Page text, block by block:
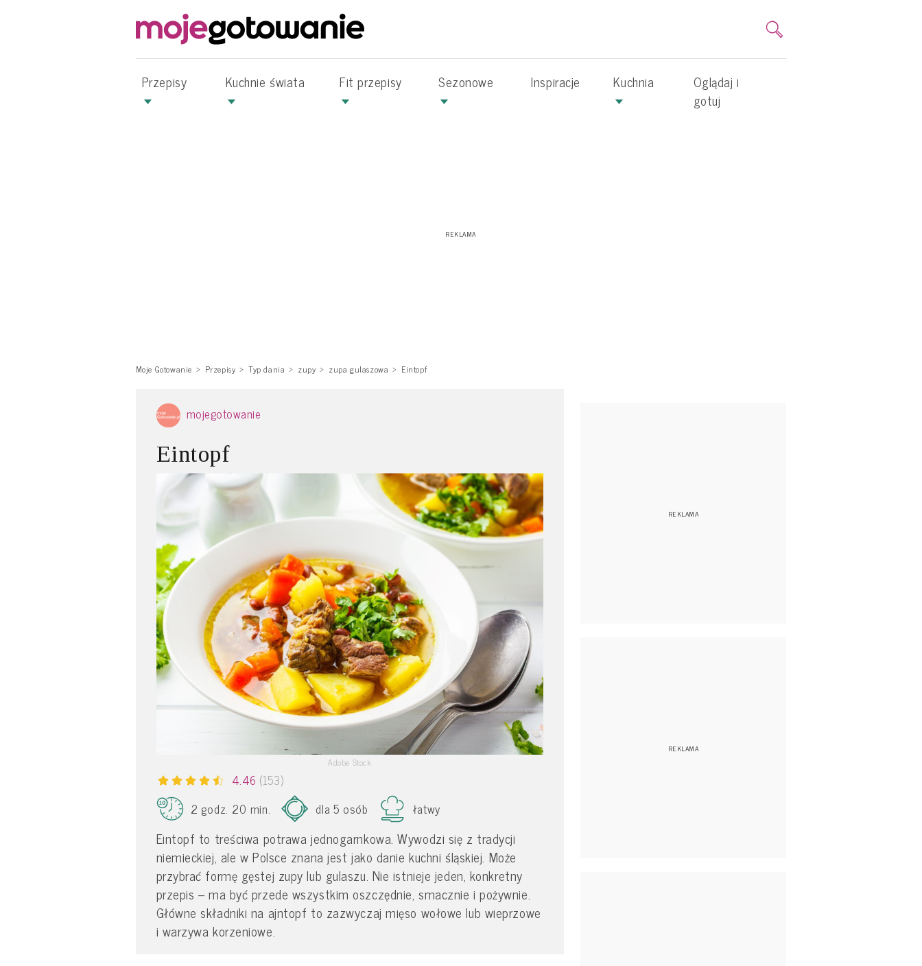
Przepisy Kuchnie świata Fit przepisy Sezonowe Inspiracje Kuchnia
Oglądaj i
gotuj
Moje Gotowanie Przepisy Typ dania zupy zupa gulaszowa Eintopf
mojegotowanie
Eintopf
Adobe Stock
4.46 (153)
2 godz. 20 min.
dla 5 osób łatwy
Eintopf to treściwa potrawa jednogarnkowa. Wywodzi się z tradycji
niemieckiej, ale w Polsce znana jest jako danie kuchni śląskiej. Może
przybrać formę gęstej zupy lub gulaszu. Nie istnieje jeden, konkretny
przepis – ma być przede wszystkim oszczędnie, smacznie i pożywnie.
Główne składniki na ajntopf to zazwyczaj mięso wołowe lub wieprzowe
i warzywa korzeniowe.